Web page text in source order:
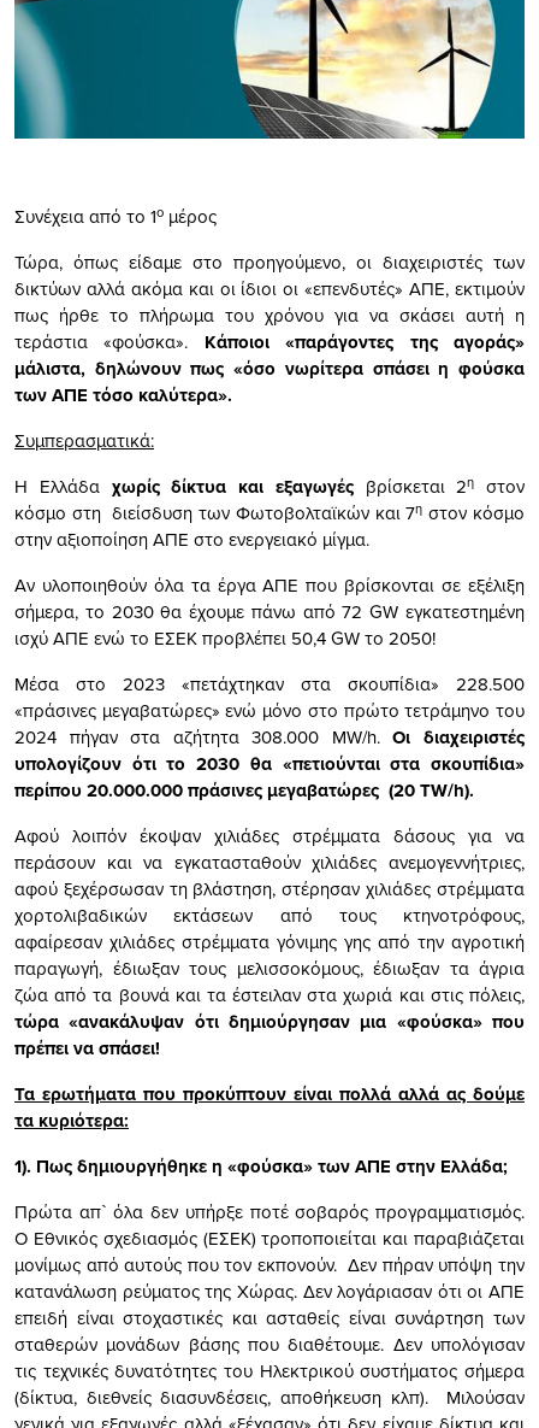
Συνέχεια από το 1ο μέρος
Τώρα, όπως είδαμε στο προηγούμενο, οι διαχειριστές των
δικτύων αλλά ακόμα και οι ίδιοι οι «επενδυτές» ΑΠΕ, εκτιμούν
πως ήρθε το πλήρωμα του χρόνου για να σκάσει αυτή η
τεράστια «φούσκα». Κάποιοι «παράγοντες της αγοράς»
μάλιστα, δηλώνουν πως «όσο νωρίτερα σπάσει η φούσκα
των ΑΠΕ τόσο καλύτερα».
Συμπερασματικά:
Η Ελλάδα χωρίς δίκτυα και εξαγωγέςβρίσκεται 2η
στον
κόσμο στη διείσδυση των Φωτοβολταϊκών και 7η στον κόσμο
στην αξιοποίηση ΑΠΕ στο ενεργειακό μίγμα.
Αν υλοποιηθούν όλα τα έργα ΑΠΕ που βρίσκονται σε εξέλιξη
σήμερα, το 2030 θα έχουμε πάνω από 72 GW εγκατεστημένη
ισχύ ΑΠΕ ενώ το ΕΣΕΚ προβλέπει 50,4 GW το 2050!
Μέσα στο 2023 «πετάχτηκαν στα σκουπίδια» 228.500
«πράσινες μεγαβατώρες» ενώ μόνο στο πρώτο τετράμηνο του
2024 πήγαν στα αζήτητα 308.000 ΜW/h.Οι διαχειριστές
υπολογίζουν ότι το 2030 θα «πετιούνται στα σκουπίδια»
περίπου 20.000.000 πράσινες μεγαβατώρες (20TW/h).
Αφού λοιπόν έκοψαν χιλιάδες στρέμματα δάσους για να
περάσουν και να εγκατασταθούν χιλιάδες ανεμογεννήτριες,
αφού ξεχέρσωσαν τη βλάστηση, στέρησαν χιλιάδες στρέμματα
χορτολιβαδικών εκτάσεων από τους κτηνοτρόφους,
αφαίρεσαν χιλιάδες στρέμματα γόνιμης γης από την αγροτική
παραγωγή, έδιωξαν τους μελισσοκόμους, έδιωξαν τα άγρια
ζώα από τα βουνά και τα έστειλαν στα χωριά και στις πόλεις,
τώρα «ανακάλυψαν ότι δημιούργησαν μια «φούσκα» που
πρέπει να σπάσει!
Τα ερωτήματα που προκύπτουν είναι πολλά αλλά ας δούμε
τα κυριότερα:
1). Πως δημιουργήθηκε η «φούσκα» των ΑΠΕ στην Ελλάδα;
Πρώτα απ` όλα δεν υπήρξε ποτέ σοβαρός προγραμματισμός.
Ο Εθνικός σχεδιασμός (ΕΣΕΚ) τροποποιείται και παραβιάζεται
μονίμως από αυτούς που τον εκπονούν. Δεν πήραν υπόψη την
κατανάλωση ρεύματος της Χώρας. Δεν λογάριασαν ότι οι ΑΠΕ
επειδή είναι στοχαστικές και ασταθείς είναι συνάρτηση των
σταθερών μονάδων βάσης που διαθέτουμε. Δεν υπολόγισαν
τις τεχνικές δυνατότητες του Ηλεκτρικού συστήματος σήμερα
(δίκτυα, διεθνείς διασυνδέσεις, αποθήκευση κλπ). Μιλούσαν